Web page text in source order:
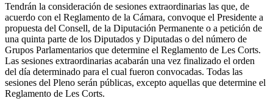
Tendrán la consideración de sesiones extraordinarias las que, de
acuerdo con el Reglamento de la Cámara, convoque el Presidente a
propuesta del Consell, de la Diputación Permanente o a petición de
una quinta parte de los Diputados y Diputadas o del número de
Grupos Parlamentarios que determine el Reglamento de Les Corts.
Las sesiones extraordinarias acabarán una vez finalizado el orden
del día determinado para el cual fueron convocadas. Todas las
sesiones del Pleno serán públicas, excepto aquellas que determine el
Reglamento de Les Corts.